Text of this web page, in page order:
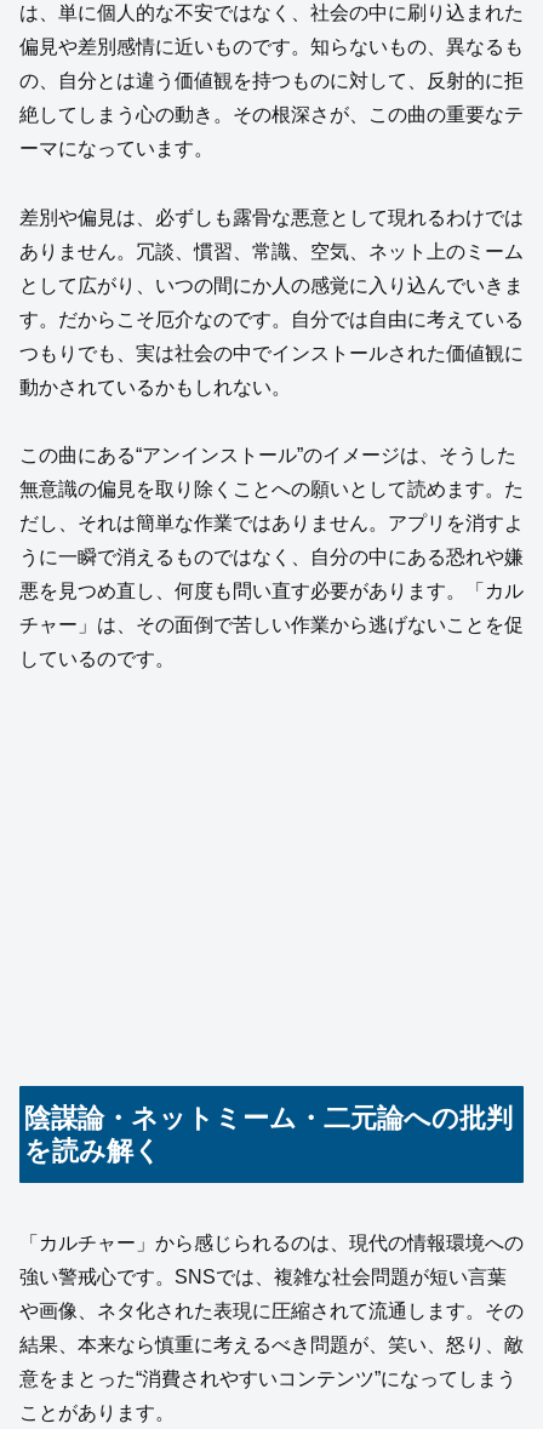
は、単に個人的な不安ではなく、社会の中に刷り込まれた
偏見や差別感情に近いものです。知らないもの、異なるも
の、自分とは違う価値観を持つものに対して、反射的に拒
絶してしまう心の動き。その根深さが、この曲の重要なテ
ーマになっています。
差別や偏見は、必ずしも露骨な悪意として現れるわけでは
ありません。冗談、慣習、常識、空気、ネット上のミーム
として広がり、いつの間にか人の感覚に入り込んでいきま
す。だからこそ厄介なのです。自分では自由に考えている
つもりでも、実は社会の中でインストールされた価値観に
動かされているかもしれない。
この曲にある“アンインストール”のイメージは、そうした
無意識の偏見を取り除くことへの願いとして読めます。た
だし、それは簡単な作業ではありません。アプリを消すよ
うに一瞬で消えるものではなく、自分の中にある恐れや嫌
悪を見つめ直し、何度も問い直す必要があります。「カル
チャー」は、その面倒で苦しい作業から逃げないことを促
しているのです。
陰謀論・ネットミーム・二元論への批判
を読み解く
「カルチャー」から感じられるのは、現代の情報環境への
強い警戒心です。SNSでは、複雑な社会問題が短い言葉
や画像、ネタ化された表現に圧縮されて流通します。その
結果、本来なら慎重に考えるべき問題が、笑い、怒り、敵
意をまとった“消費されやすいコンテンツ”になってしまう
ことがあります。